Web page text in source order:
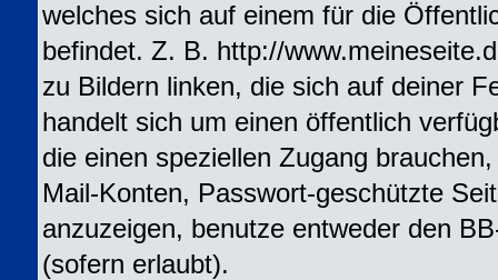
welches sich auf einem für die
befindet. Z. B. http://
zu Bildern linken, die sich auf deiner
handelt sich um einen öffentlich
die einen speziellen Zugang
Mail-Konten, Passwort-geschützte
anzuzeigen, benutze entweder den
(sofern erlaubt).